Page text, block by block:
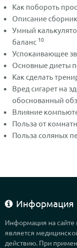
Как побороть
Описание
Умный
баланс 10
Успокаивающее
Основные диеты
Как сделать
Вред сигарет на
обоснованный
Влияние
Польза от
Польза соляных
Информация
Информация на сайте
является
действию. При